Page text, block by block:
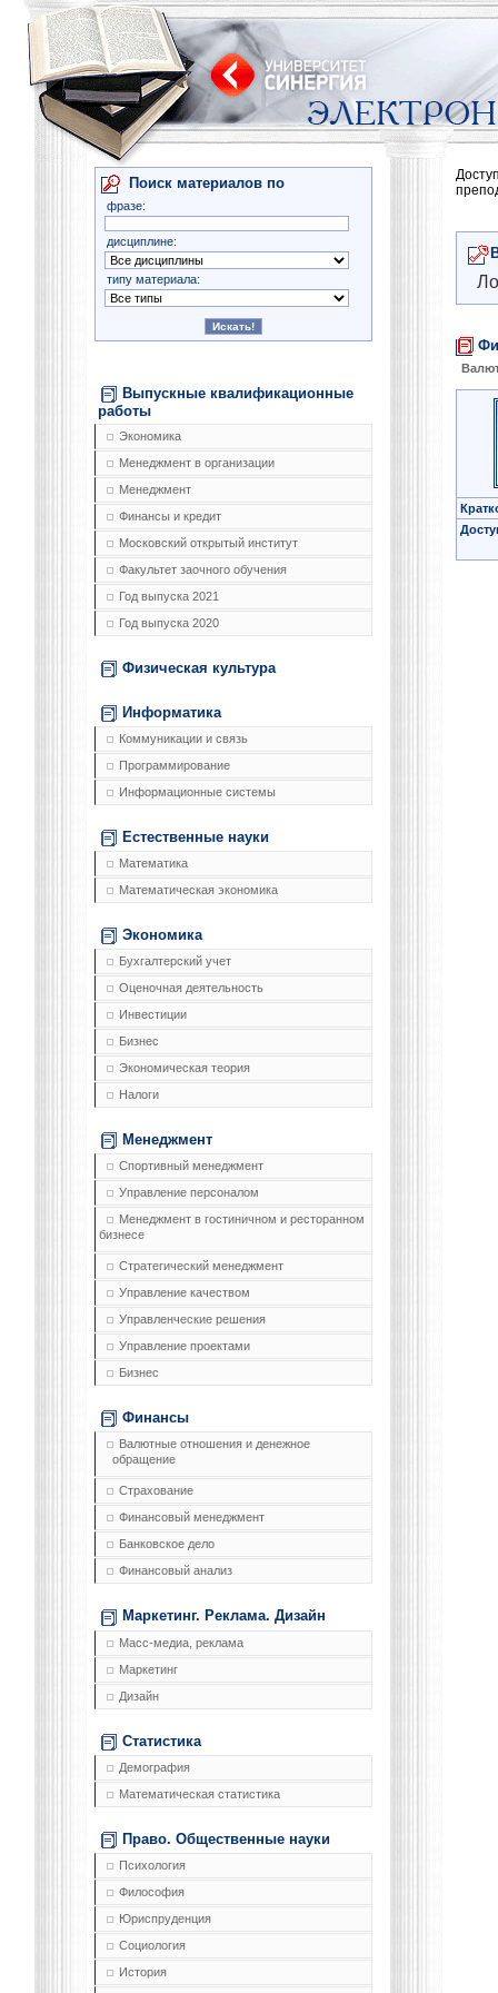
Поиск материалов по
фразе:
дисциплине:
типу материала:
Выпускные квалификационные
работы
Экономика
Менеджмент в организации
Менеджмент
Финансы и кредит
Московский открытый институт
Факультет заочного обучения
Год выпуска 2021
Год выпуска 2020
Физическая культура
Информатика
Коммуникации и связь
Программирование
Информационные системы
Естественные науки
Математика
Математическая экономика
Экономика
Бухгалтерский учет
Оценочная деятельность
Инвестиции
Бизнес
Экономическая теория
Налоги
Менеджмент
Спортивный менеджмент
Управление персоналом
Менеджмент в гостиничном и ресторанном
бизнесе
Стратегический менеджмент
Управление качеством
Управленческие решения
Управление проектами
Бизнес
Финансы
Валютные отношения и денежное
обращение
Страхование
Финансовый менеджмент
Банковское дело
Финансовый анализ
Маркетинг. Реклама. Дизайн
Масс-медиа, реклама
Маркетинг
Дизайн
Статистика
Демография
Математическая статистика
Право. Общественные науки
Психология
Философия
Юриспруденция
Социология
История